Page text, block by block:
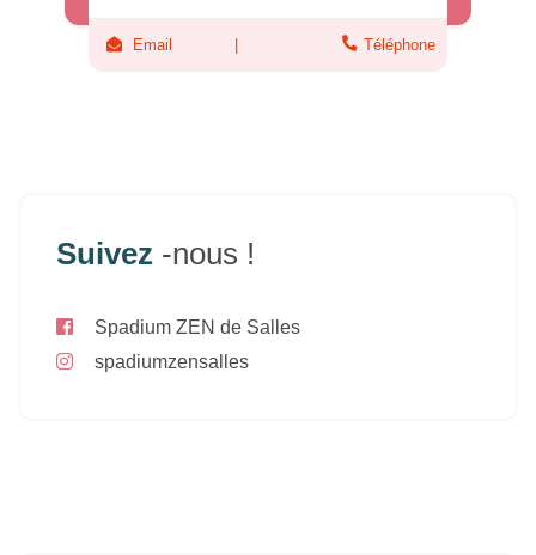
Email Téléphone
Suivez -nous !
Spadium ZEN de Salles
spadiumzensalles